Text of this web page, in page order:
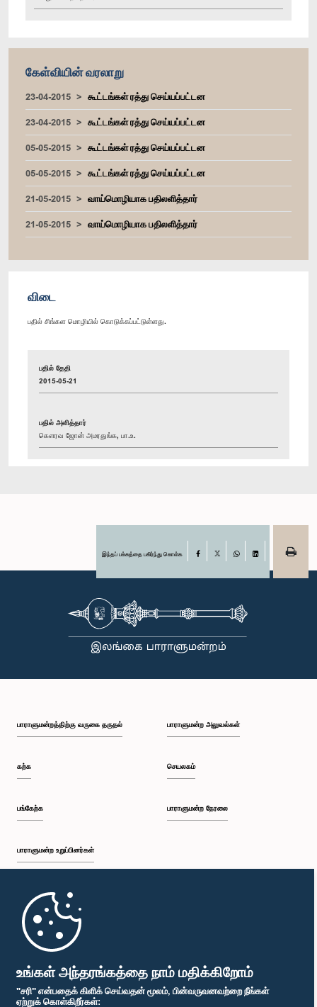
உங்கள் அந்தரங்கத்தை நாம் மதிக்கிறோம்
"சரி" என்பதைக் கிளிக் செய்வதன் மூலம், பின்வருவனவற்றை நீங்கள்
ஏற்றுக் கொள்கிறீர்கள்:
கேள்வியின் வரலாறு
23-04-2015
கூட்டங்கள் ரத்து செய்யப்பட்டன
23-04-2015
கூட்டங்கள் ரத்து செய்யப்பட்டன
05-05-2015
கூட்டங்கள் ரத்து செய்யப்பட்டன
05-05-2015
கூட்டங்கள் ரத்து செய்யப்பட்டன
21-05-2015
வாய்மொழியாக பதிலளித்தார்
21-05-2015
வாய்மொழியாக பதிலளித்தார்
விடை
பதில் சிங்கள மொழியில் கொடுக்கப்பட்டுள்ளது.
பதில் தேதி
2015-05-21
பதில் அளித்தார்
கௌரவ ஜோன் அமரதுங்க, பா.உ.
இந்தப் பக்கத்தை பகிர்ந்து கொள்க Facebook
பாராளுமன்றத்திற்கு வருகை தருதல்
கற்க
பங்கேற்க
பாராளுமன்ற உறுப்பினர்கள்
முதற்பக்கம்
பாராளுமன்ற அலுவல்கள்
செயலகம்
பாராளுமன்ற நேரலை
பாராளுமன்ற கையடக்க செயலி